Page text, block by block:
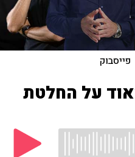
פייסבוק
על החלטת